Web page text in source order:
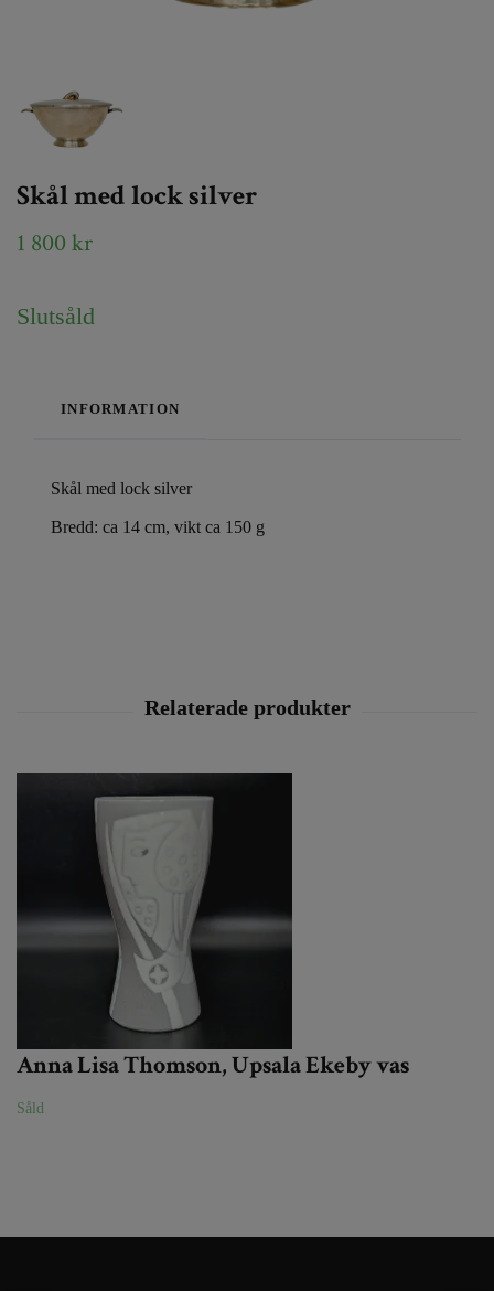
Skål med lock silver
1 800 kr
Slutsåld
INFORMATION
Skål med lock silver
Bredd: ca 14 cm, vikt ca 150 g
Anna Lisa Thomson, Upsala Ekeby vas
Såld